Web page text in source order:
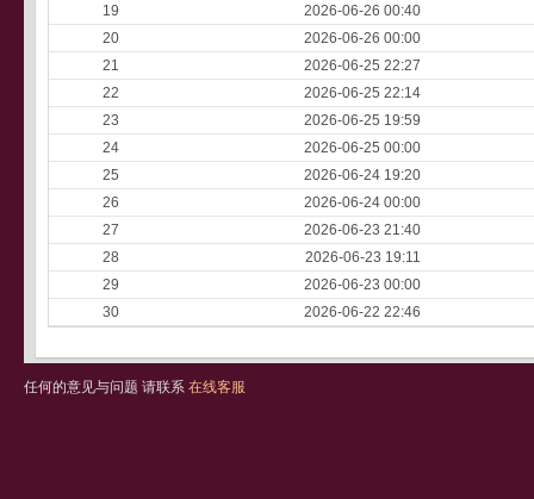
19
2026-06-26 00:40
20
2026-06-26 00:00
21
2026-06-25 22:27
22
2026-06-25 22:14
23
2026-06-25 19:59
24
2026-06-25 00:00
25
2026-06-24 19:20
26
2026-06-24 00:00
27
2026-06-23 21:40
28
2026-06-23 19:11
29
2026-06-23 00:00
30
2026-06-22 22:46
任何的意见与问题 请联系 在线客服